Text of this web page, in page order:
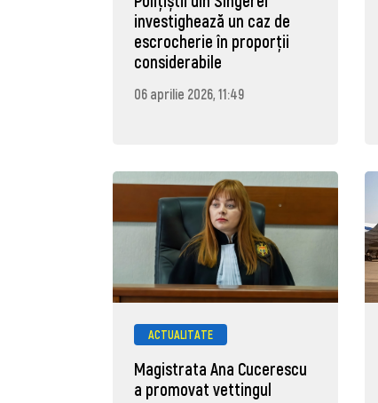
investighează un caz de
escrocherie în proporții
considerabile
06 aprilie 2026, 11:49
ACTUALITATE
Magistrata Ana Cucerescu
a promovat vettingul